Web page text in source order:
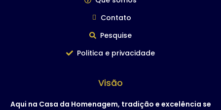
Contato
Pesquise
Politica e privacidade
Visão
Aqui na Casa da Homenagem, tradição e excelência se